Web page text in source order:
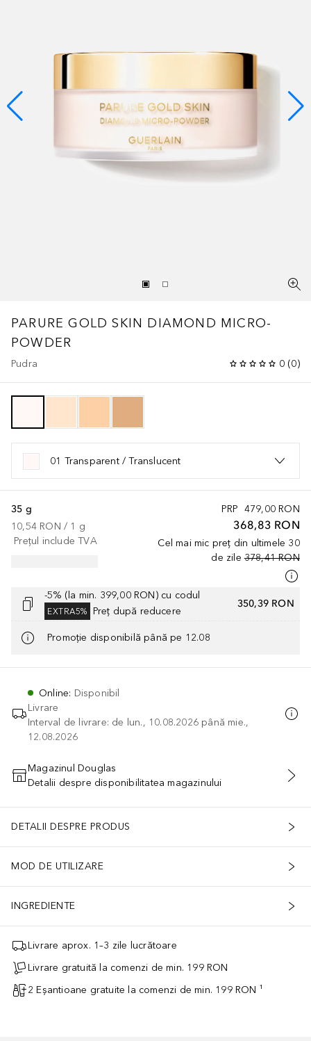
PARURE GOLD SKIN DIAMOND MICRO-
POWDER
Pudra 0 (0)
01 Transparent / Translucent
PRP 479,00 RON
368,83 RON
Cel mai mic preț din ultimele 30
de zile 378,41 RON
35 g
10,54 RON / 1 g
Prețul include TVA
-5% (la min. 399,00 RON) cu codul
EXTRA5% Preț după reducere
350,39 RON
Promoție disponibilă până pe 12.08
Online: Disponibil
Livrare
Interval de livrare: de lun., 10.08.2026 până mie.,
12.08.2026
ADĂUGAȚI ÎN COŞ
Magazinul Douglas
Detalii despre disponibilitatea magazinului
DETALII DESPRE PRODUS
MOD DE UTILIZARE
INGREDIENTE
Livrare aprox. 1–3 zile lucrătoare
Livrare gratuită la comenzi de min. 199 RON
2 Eșantioane gratuite la comenzi de min. 199 RON ¹